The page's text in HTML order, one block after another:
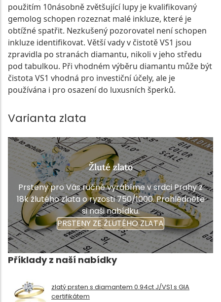
použitím 10násobně zvětšující lupy je kvalifikovaný
gemolog schopen rozeznat malé inkluze, které je
obtížné spatřit. Nezkušený pozorovatel není schopen
inkluze identifikovat. Větší vady v čistotě VS1 jsou
zpravidla po stranách diamantu, nikoli v jeho středu
pod tabulkou. Při vhodném výběru diamantu může být
čistota VS1 vhodná pro investiční účely, ale je
používána i pro osazení do luxusních šperků.
Varianta zlata
Žluté zlato
Prsteny pro Vás ručně vyrábíme v srdci Prahy z
18k žlutého zlata o ryzosti 750/1000. Prohlédněte
si naši nabídku.
PRSTENY ZE ŽLUTÉHO ZLATA
Příklady z naší nabídky
zlatý prsten s diamantem 0.94ct J/VS1 s GIA
certifikátem